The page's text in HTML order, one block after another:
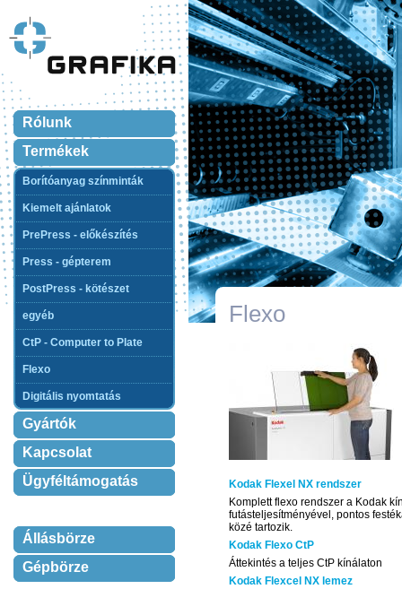
Flexo
Kodak Flexel NX rendszer
Komplett flexo rendszer a Kodak
futásteljesítményével, pontos
közé tartozik.
Kodak Flexo CtP
Áttekintés a teljes CtP kínálaton
Kodak Flexcel NX lemez
Rólunk
Termékek
Borítóanyag színminták
Kiemelt ajánlatok
PrePress - előkészítés
Press - gépterem
PostPress - kötészet
egyéb
CtP - Computer to Plate
Flexo
Digitális nyomtatás
Gyártók
Kapcsolat
Ügyféltámogatás
Állásbörze
Gépbörze